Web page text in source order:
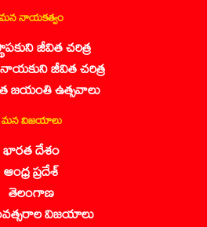
మన నాయకత్వం
జీవిత చరిత్ర
జీవిత చరిత్ర
జయంతి ఉత్సవాలు
మన విజయాలు
భారత దేశం
ఆంధ్ర ప్రదేశ్
తెలంగాణ
విజయాలు